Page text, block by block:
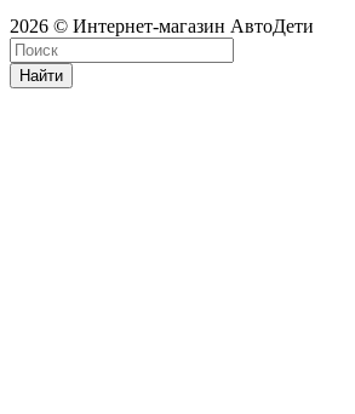
2026 © Интернет-магазин АвтоДети
Найти